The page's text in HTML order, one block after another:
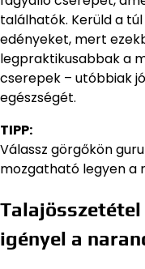
találhatók. Kerüld a
edényeket, mert
legpraktikusabbak a
cserepek – utóbbiak
egészségét.
TIPP:
Válassz görgőkön
mozgatható legyen a
igényel a